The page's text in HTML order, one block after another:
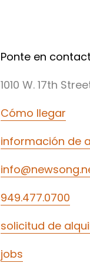
Ponte en
1010 W. 17th
Cómo llegar
información de
949.477.0700
solicitud de
jobs